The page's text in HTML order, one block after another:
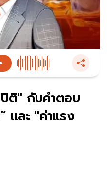
ติ" กับคำตอบ
และ "ค่าแรง